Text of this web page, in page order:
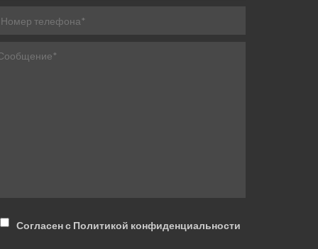
Согласен с Политикой конфиденциальности